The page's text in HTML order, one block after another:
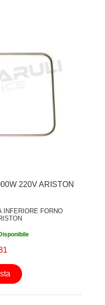
220V ARISTON
INFERIORE FORNO